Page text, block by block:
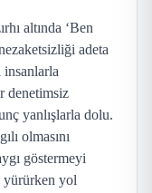
altında ‘Ben
adeta
insanlarla
denetimsiz
yanlışlarla dolu.
olmasını
göstermeyi
yürürken yol